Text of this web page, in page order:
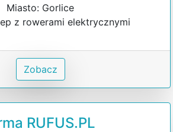
Miasto: Gorlice
z rowerami elektrycznymi
Zobacz
RUFUS.PL